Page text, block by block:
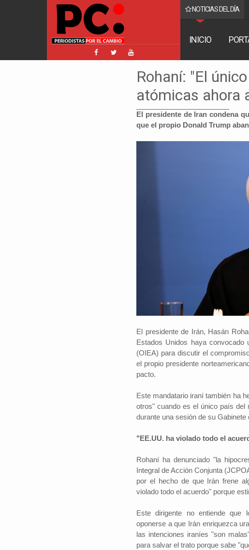
NOTICIAS DEL DÍA
implica a Manfred y golpea a Tuto y Samuel
INICIO
Rohaní: "El
atómicas ahora
El presidente de Iran condena
que el propio Donald Trump
El presidente de Irán, Hasán
Estados Unidos haya convocado
(OIEA) para discutir el
el propio presidente
pacto.
Este mandatario iraní también ha
otros" cuando es el único país del
durante una sesión de su
"EE.UU. ha violado todo el
Rohaní ha denunciado "la
Integral de Acción Conjunta
por el hecho de que Irán frene
violado todo el acuerdo" porque
Este dirigente no entiende que
oponerse a que Irán enriquezca
las intenciones iraníes "son
para salvar el trato porque sabe
#iloveSCZ
Periodistas por el Cambio
político.La economía
Santa Cruz representa
tercio del producto
nacional y está basada